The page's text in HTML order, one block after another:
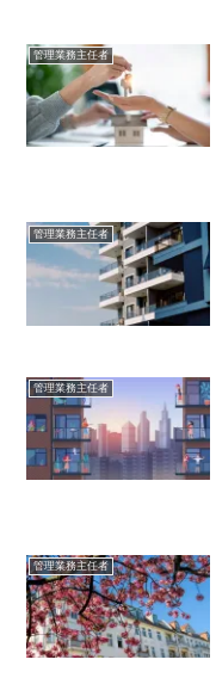
管理業務主任者
管理業務主任者
管理業務主任者
管理業務主任者